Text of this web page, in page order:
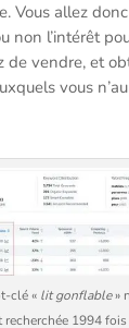
Vous allez
non l’intérêt
de vendre, et
vous
clé « lit gonflable»
recherchée 1994